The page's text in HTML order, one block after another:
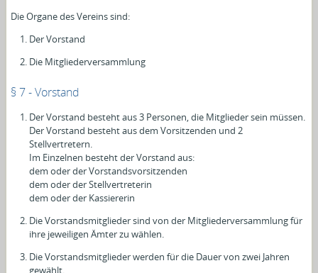
Die Organe des Vereins sind:
Der Vorstand
Die Mitgliederversammlung
§ 7 - Vorstand
Der Vorstand besteht aus 3 Personen, die Mitglieder sein müssen.
Der Vorstand besteht aus dem Vorsitzenden und 2
Stellvertretern.
Im Einzelnen besteht der Vorstand aus:
dem oder der Vorstandsvorsitzenden
dem oder der Stellvertreterin
dem oder der Kassiererin
Die Vorstandsmitglieder sind von der Mitgliederversammlung für
ihre jeweiligen Ämter zu wählen.
Die Vorstandsmitglieder werden für die Dauer von zwei Jahren
gewählt.